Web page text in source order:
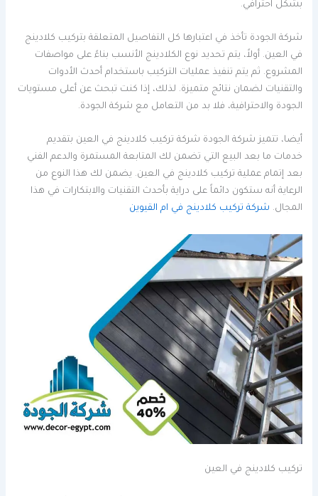
بشكل احترافي.
شركة الجودة تأخذ في اعتبارها كل التفاصيل المتعلقة بتركيب كلادينج
في العين. أولاً، يتم تحديد نوع الكلادينج الأنسب بناءً على مواصفات
المشروع. ثم يتم تنفيذ عمليات التركيب باستخدام أحدث الأدوات
والتقنيات لضمان نتائج متميزة. لذلك، إذا كنت تبحث عن أعلى مستويات
الجودة والاحترافية، فلا بد من التعامل مع شركة الجودة.
أيضا، تتميز شركة الجودة شركة تركيب كلادينج في العين بتقديم
خدمات ما بعد البيع التي تضمن لك المتابعة المستمرة والدعم الفني
بعد إتمام عملية تركيب كلادينج في العين. يضمن لك هذا النوع من
الرعاية أنه ستكون دائماً على دراية بأحدث التقنيات والابتكارات في هذا
المجال. شركة تركيب كلادينج في ام القيوين
تركيب كلادينج في العين